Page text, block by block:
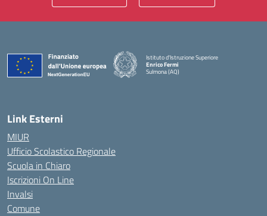
Istituto d'Istruzione Superiore
Enrico Fermi
Sulmona (AQ)
— Visita la pagina iniziale della scuola
Link Esterni
MIUR
Ufficio Scolastico Regionale
Scuola in Chiaro
Iscrizioni On Line
Invalsi
Comune